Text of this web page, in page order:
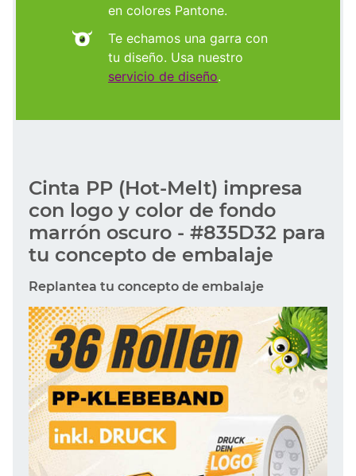
en colores Pantone.
Te echamos una garra con
tu diseño. Usa nuestro
servicio de diseño.
Cinta PP (Hot-Melt) impresa
con logo y color de fondo
marrón oscuro - #835D32 para
tu concepto de embalaje
Replantea tu concepto de embalaje